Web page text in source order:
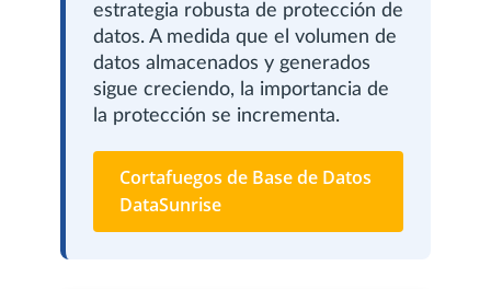
estrategia robusta de protección de
datos. A medida que el volumen de
datos almacenados y generados
sigue creciendo, la importancia de
la protección se incrementa.
Cortafuegos de Base de Datos
DataSunrise